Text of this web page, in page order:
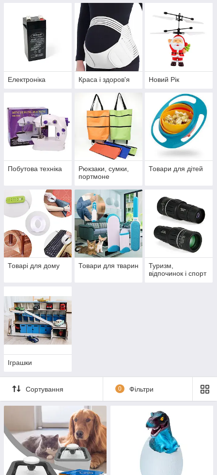
Електроніка Краса і здоров'я Новий Рік
Побутова техніка
Рюкзаки, сумки,
портмоне
Товари для дітей
Товарі для дому Товари для тварин
Туризм,
відпочинок і спорт
Іграшки
Сортування 0 Фільтри